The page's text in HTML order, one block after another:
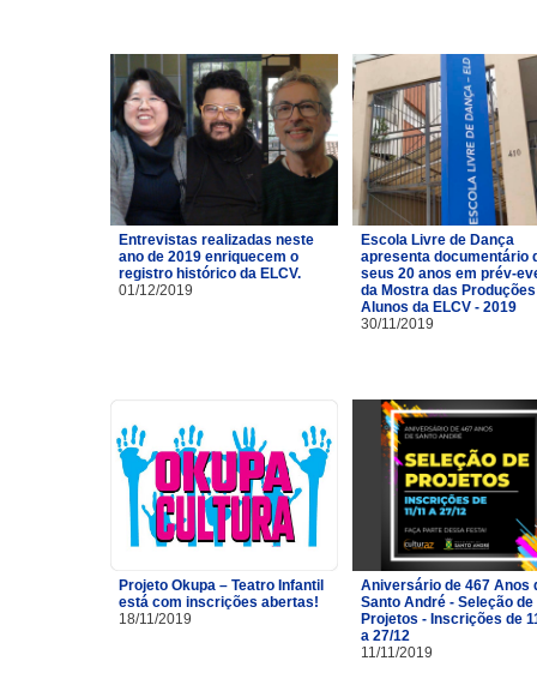
Entrevistas realizadas neste
ano de 2019 enriquecem o
registro histórico da ELCV.
01/12/2019
Escola Livre de Dança
apresenta documentário
seus 20 anos em prév-
da Mostra das
Alunos da ELCV - 2019
30/11/2019
Projeto Okupa – Teatro Infantil
está com inscrições abertas!
18/11/2019
Aniversário de 467 Anos
Santo André - Seleção de
Projetos - Inscrições de
a 27/12
11/11/2019